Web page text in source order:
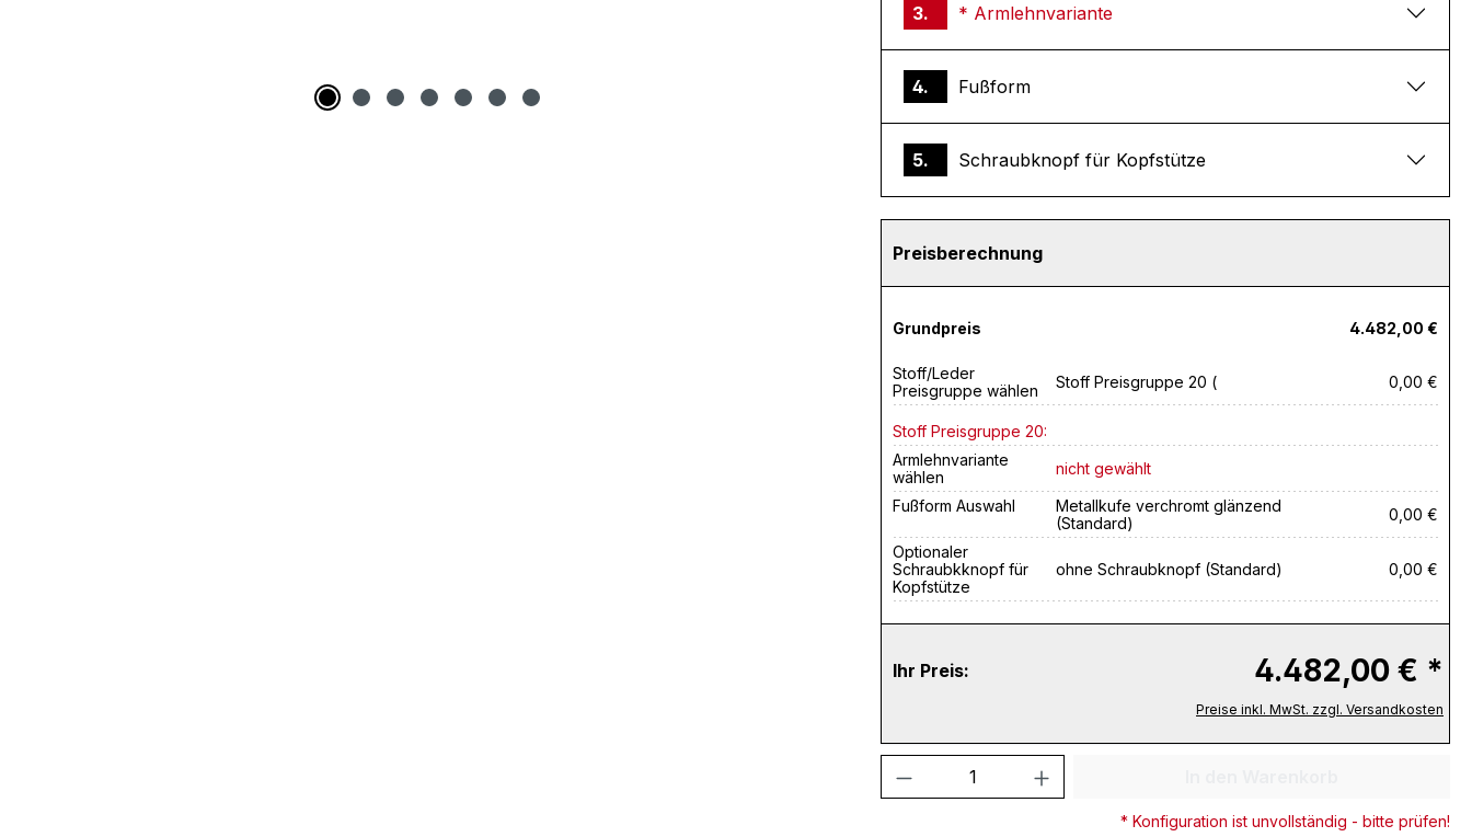
3. * Armlehnvariante
4. Fußform
5. Schraubknopf für Kopfstütze
Preisberechnung
Grundpreis 4.482,00 €
Stoff/Leder
Preisgruppe wählen
Stoff Preisgruppe 20 ( 0,00 €
Stoff Preisgruppe 20:
Armlehnvariante
wählen
nicht gewählt
Fußform Auswahl
Metallkufe verchromt glänzend
(Standard)
0,00 €
Optionaler
Schraubkknopf für
Kopfstütze
ohne Schraubknopf (Standard) 0,00 €
Ihr Preis: 4.482,00 € *
Preise inkl. MwSt. zzgl. Versandkosten
Produkt Anzahl: Gib den gewünschten Wert
* Konfiguration ist unvollständig - bitte prüfen!